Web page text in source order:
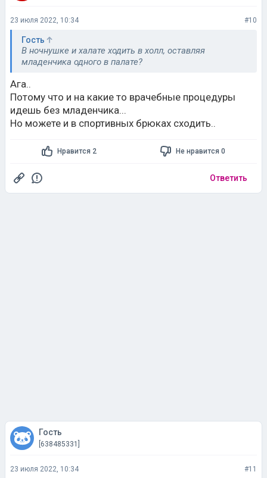
23 июля 2022, 10:34 #10
Гость
В ночнушке и халате ходить в холл, оставляя
младенчика одного в палате?
Ага..
Потому что и на какие то врачебные процедуры
идешь без младенчика...
Но можете и в спортивных брюках сходить..
Нравится 2 Не нравится 0
Ответить
Гость
[638485331]
23 июля 2022, 10:34 #11